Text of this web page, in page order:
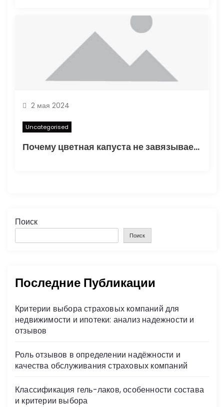
2 мая 2024
Uncategorised
Почему цветная капуста не завязывает в открытом грунте — основные факторы и способы решения проблемы
Поиск
Поиск
Последние Публикации
Критерии выбора страховых компаний для
недвижимости и ипотеки: анализ надежности и
отзывов
Роль отзывов в определении надёжности и
качества обслуживания страховых компаний
Классификация гель-лаков, особенности состава
и критерии выбора